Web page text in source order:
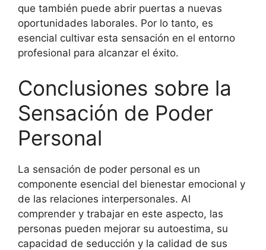
que también puede abrir puertas a nuevas
oportunidades laborales. Por lo tanto, es
esencial cultivar esta sensación en el entorno
profesional para alcanzar el éxito.
Conclusiones sobre la
Sensación de Poder
Personal
La sensación de poder personal es un
componente esencial del bienestar emocional y
de las relaciones interpersonales. Al
comprender y trabajar en este aspecto, las
personas pueden mejorar su autoestima, su
capacidad de seducción y la calidad de sus